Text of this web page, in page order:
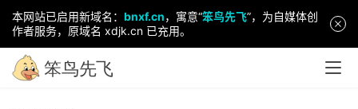
本网站已启用新域名： bnxf.cn，寓意“笨鸟先飞”，为自媒体创
作者服务，原域名 xdjk.cn 已充用。